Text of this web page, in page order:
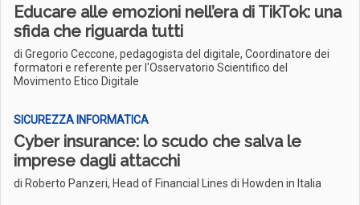
Educare alle emozioni nell’era di TikTok: una
sfida che riguarda tutti
di Gregorio Ceccone, pedagogista del digitale, Coordinatore dei
formatori e referente per l'Osservatorio Scientifico del
Movimento Etico Digitale
SICUREZZA INFORMATICA
Cyber insurance: lo scudo che salva le
imprese dagli attacchi
di Roberto Panzeri, Head of Financial Lines di Howden in Italia